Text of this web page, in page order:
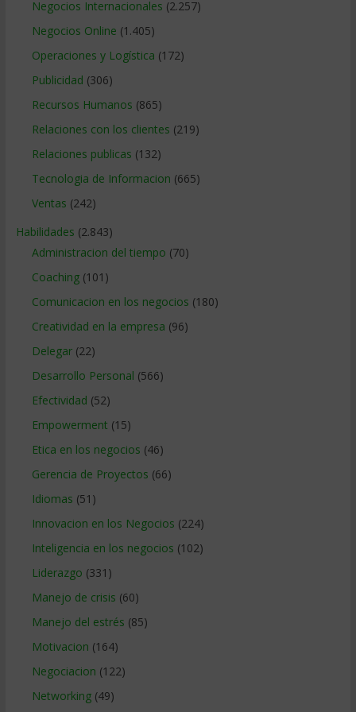
Negocios Internacionales (2.257)
Negocios Online (1.405)
Operaciones y Logística (172)
Publicidad (306)
Recursos Humanos (865)
Relaciones con los clientes (219)
Relaciones publicas (132)
Tecnologia de Informacion (665)
Ventas (242)
Habilidades (2.843)
Administracion del tiempo (70)
Coaching(101)
Comunicacion en los negocios (180)
Creatividad en la empresa (96)
Delegar(22)
Desarrollo Personal (566)
Efectividad (52)
Empowerment (15)
Etica en los negocios (46)
Gerencia de Proyectos (66)
Idiomas (51)
Innovacion en los Negocios (224)
Inteligencia en los negocios (102)
Liderazgo (331)
Manejo de crisis (60)
Manejo del estrés (85)
Motivacion (164)
Negociacion (122)
Networking(49)